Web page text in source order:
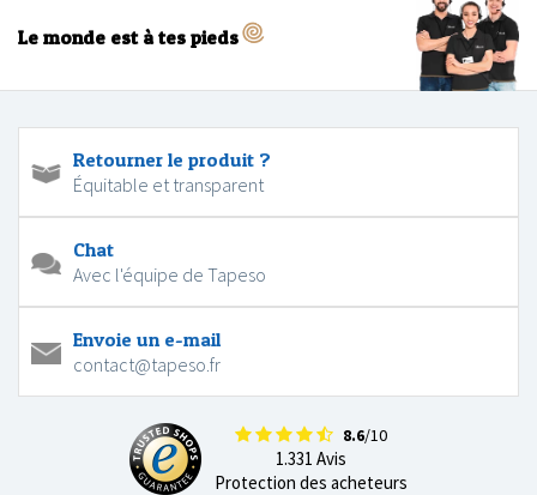
Le monde est à tes pieds
Retourner le produit ?
Équitable et transparent
Chat
Avec l'équipe de Tapeso
Envoie un e-mail
contact@tapeso.fr
8.6/10
1.331 Avis
Protection des acheteurs